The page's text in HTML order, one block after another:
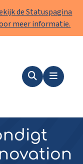
de Statuspagina
meer informatie.
ZoekenMenu